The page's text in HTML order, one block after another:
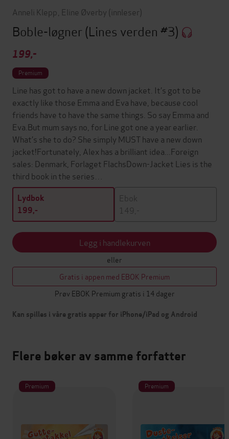
Anneli Klepp Eline Øverby (innleser)
Boble-løgner(Lines verden #3)
199,-
Premium
Line has got to have a new down jacket. It’s got to be
exactly like those Emma and Eva have, because cool
friends have to have the same things. So say Emma and
Eva.But mum says no, for Line got one a year earlier.
What’s she to do? She simply MUST have a new down
jacket!Fortunately, Alex has a brilliant idea...Foreign
sales: Denmark, Forlaget FlachsDown-Jacket Lies is the
third book in the series…
Lydbok
199,-
Ebok
149,-
Legg i handlekurven
eller
Gratis i appen med EBOK Premium
Prøv EBOK Premium gratis i 14 dager
Kan spilles i våre gratis apper for iPhone/iPad og Android
Flere bøker av samme forfatter
Premium Premium